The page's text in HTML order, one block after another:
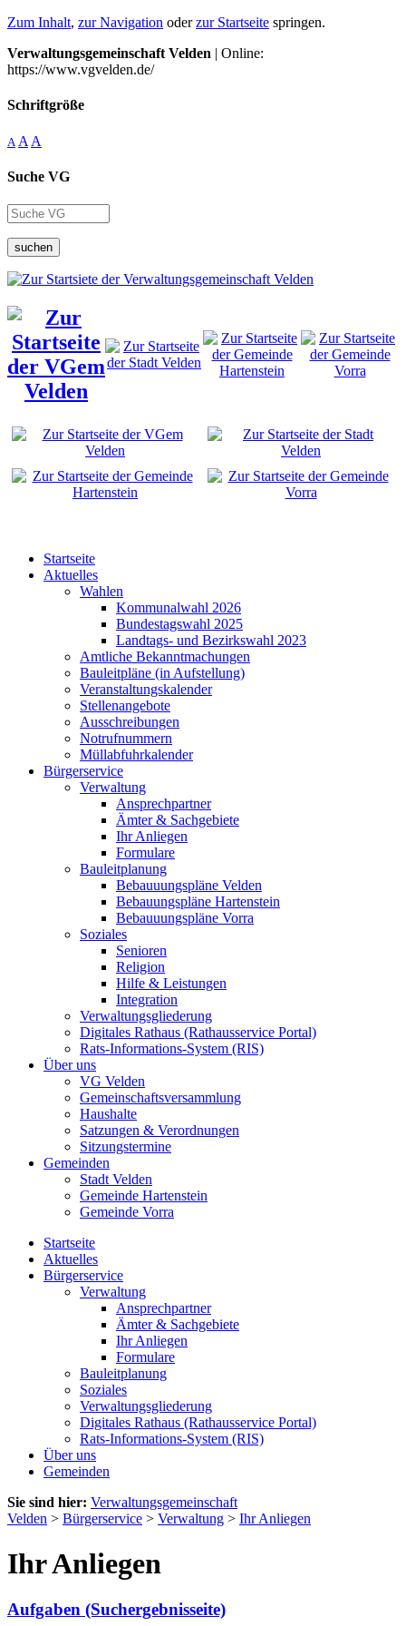
Zum Inhalt, zur Navigation oderzur Startseite springen.
Verwaltungsgemeinschaft Velden | Online:
https://www.vgvelden.de/
Schriftgröße
A A A
Suche VG
suchen
Startseite
Aktuelles
Wahlen
Kommunalwahl 2026
Bundestagswahl 2025
Landtags- und Bezirkswahl 2023
Amtliche Bekanntmachungen
Bauleitpläne (in Aufstellung)
Veranstaltungskalender
Stellenangebote
Ausschreibungen
Notrufnummern
Müllabfuhrkalender
Bürgerservice
Verwaltung
Ansprechpartner
Ämter & Sachgebiete
Ihr Anliegen
Formulare
Bauleitplanung
Bebauuungspläne Velden
Bebauungspläne Hartenstein
Bebauuungspläne Vorra
Soziales
Senioren
Religion
Hilfe & Leistungen
Integration
Verwaltungsgliederung
Digitales Rathaus (Rathausservice Portal)
Rats-Informations-System (RIS)
Über uns
VG Velden
Gemeinschaftsversammlung
Haushalte
Satzungen & Verordnungen
Sitzungstermine
Gemeinden
Stadt Velden
Gemeinde Hartenstein
Gemeinde Vorra
Startseite
Aktuelles
Bürgerservice
Verwaltung
Ansprechpartner
Ämter & Sachgebiete
Ihr Anliegen
Formulare
Bauleitplanung
Soziales
Verwaltungsgliederung
Digitales Rathaus (Rathausservice Portal)
Rats-Informations-System (RIS)
Über uns
Gemeinden
Sie sind hier: Verwaltungsgemeinschaft
Velden > Bürgerservice > Verwaltung > Ihr Anliegen
Ihr Anliegen
Aufgaben (Suchergebnisseite)